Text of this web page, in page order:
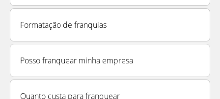
Formatação de franquias
Posso franquear minha empresa
Quanto custa para franquear